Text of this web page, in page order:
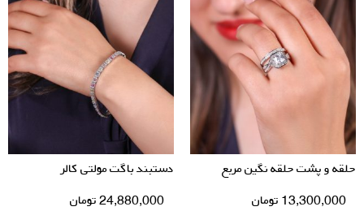
حلقه و پشت حلقه نگین مربع
13,300,000 تومان
دستبند باگت مولتی کالر
24,880,000تومان